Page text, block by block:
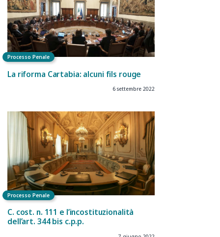
Processo Penale
La riforma Cartabia: alcuni fils rouge
6 settembre 2022
Processo Penale
C. cost. n. 111 e l’incostituzionalità
dell’art. 344 bis c.p.p.